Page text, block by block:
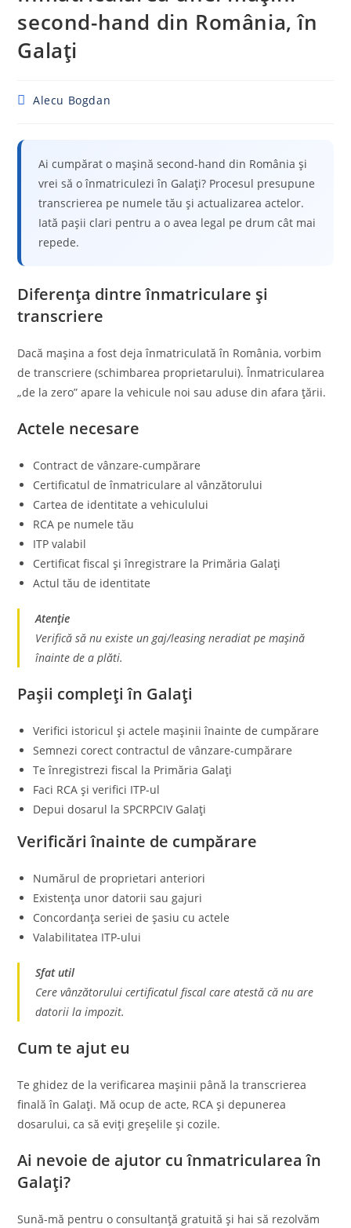
second-hand din România, în
Galați
PostAlecu Bogdan
Ai cumpărat o mașină second-hand din România și
vrei să o înmatriculezi în Galați? Procesul presupune
transcrierea pe numele tău și actualizarea actelor.
Iată pașii clari pentru a o avea legal pe drum cât mai
repede.
Diferența dintre înmatriculare și
transcriere
Dacă mașina a fost deja înmatriculată în România, vorbim
de transcriere (schimbarea proprietarului). Înmatricularea
„de la zero” apare la vehicule noi sau aduse din afara țării.
Actele necesare
Contract de vânzare-cumpărare
Certificatul de înmatriculare al vânzătorului
Cartea de identitate a vehiculului
RCA pe numele tău
ITP valabil
Certificat fiscal și înregistrare la Primăria Galați
Actul tău de identitate
Atenție
Verifică să nu existe un gaj/leasing neradiat pe mașină
înainte de a plăti.
Pașii compleți în Galați
Verifici istoricul și actele mașinii înainte de cumpărare
Semnezi corect contractul de vânzare-cumpărare
Te înregistrezi fiscal la Primăria Galați
Faci RCA și verifici ITP-ul
Depui dosarul la SPCRPCIV Galați
Verificări înainte de cumpărare
Numărul de proprietari anteriori
Existența unor datorii sau gajuri
Concordanța seriei de șasiu cu actele
Valabilitatea ITP-ului
Sfat util
Cere vânzătorului certificatul fiscal care atestă că nu are
datorii la impozit.
Cum te ajut eu
Te ghidez de la verificarea mașinii până la transcrierea
finală în Galați. Mă ocup de acte, RCA și depunerea
dosarului, ca să eviți greșelile și cozile.
Ai nevoie de ajutor cu înmatricularea în
Galați?
Sună-mă pentru o consultanță gratuită și hai să rezolvăm